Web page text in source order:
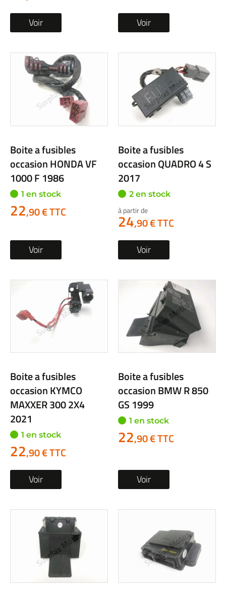
Voir Voir
Boite a fusibles
occasion HONDA VF
1000 F 1986
1 en stock
22,90 € TTC
Voir
Boite a fusibles
occasion QUADRO 4 S
2017
2 en stock
à partir de
24,90 € TTC
Voir
Boite a fusibles
occasion KYMCO
MAXXER 300 2X4
2021
1 en stock
22,90 € TTC
Voir
Boite a fusibles
occasion BMW R 850
GS 1999
1 en stock
22,90 € TTC
Voir